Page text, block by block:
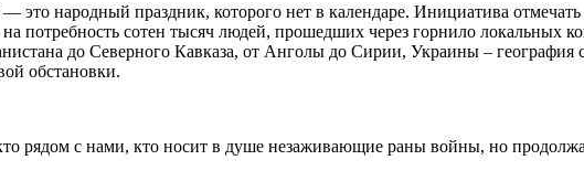
это народный праздник, которого нет в календаре. Инициатива
на потребность сотен тысяч людей, прошедших через горнило
до Северного Кавказа, от Анголы до Сирии, Украины –
обстановки.
рядом с нами, кто носит в душе незаживающие раны войны, но